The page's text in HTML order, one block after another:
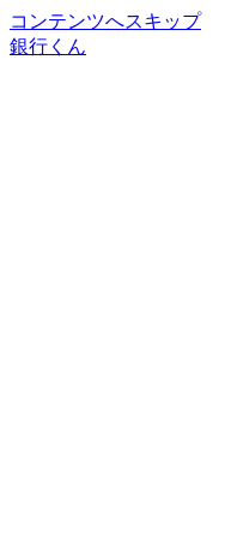
コンテンツへスキップ
銀行くん